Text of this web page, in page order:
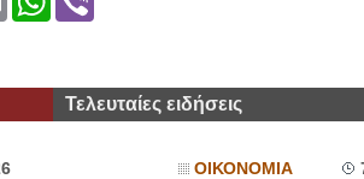
Τελευταίες ειδήσεις
ΟΙΚΟΝΟΜΙΑ